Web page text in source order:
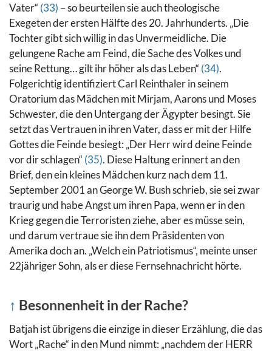
Vater“ (33) – so beurteilen sie auch theologische
Exegeten der ersten Hälfte des 20. Jahrhunderts. „Die
Tochter gibt sich willig in das Unvermeidliche. Die
gelungene Rache am Feind, die Sache des Volkes und
seine Rettung… gilt ihr höher als das Leben“ (34).
Folgerichtig identifiziert Carl Reinthaler in seinem
Oratorium das Mädchen mit Mirjam, Aarons und Moses
Schwester, die den Untergang der Ägypter besingt. Sie
setzt das Vertrauen in ihren Vater, dass er mit der Hilfe
Gottes die Feinde besiegt: „Der Herr wird deine Feinde
vor dir schlagen“ (35). Diese Haltung erinnert an den
Brief, den ein kleines Mädchen kurz nach dem 11.
September 2001 an George W. Bush schrieb, sie sei zwar
traurig und habe Angst um ihren Papa, wenn er in den
Krieg gegen die Terroristen ziehe, aber es müsse sein,
und darum vertraue sie ihn dem Präsidenten von
Amerika doch an. „Welch ein Patriotismus“, meinte unser
22jähriger Sohn, als er diese Fernsehnachricht hörte.
↑ Besonnenheit in der Rache?
Batjah ist übrigens die einzige in dieser Erzählung, die das
Wort „Rache“ in den Mund nimmt: „nachdem der HERR